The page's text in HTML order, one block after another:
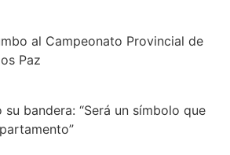
al Campeonato Provincial de
Paz
bandera: “Será un símbolo que